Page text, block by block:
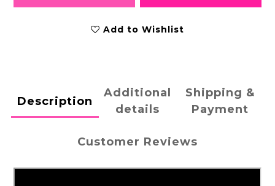
Add to Wishlist
Description
Additional
details
Shipping &
Payment
Customer Reviews